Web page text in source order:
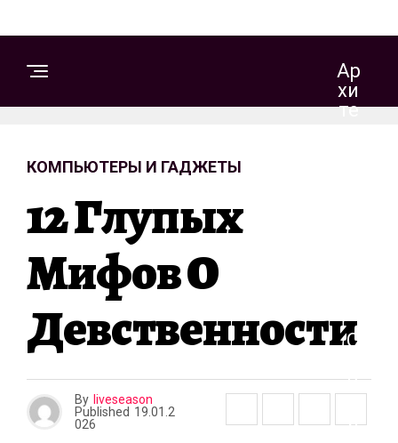
Ар
Хи
Те
С
Р
О
И
КОМПЬЮТЕРЫ И ГАДЖЕТЫ
12 Глупых
Мифов О
Девственности
By liveseason
Published 19.01.2
026